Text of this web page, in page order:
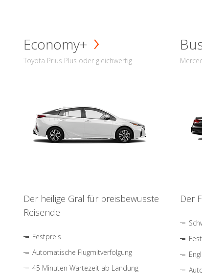
Economy+
Toyota Prius Plus oder gleichwertig
Der heilige Gral für preisbewusste
Reisende
Festpreis
Automatische Flugmitverfolgung
45 Minuten Wartezeit ab Landung
Der